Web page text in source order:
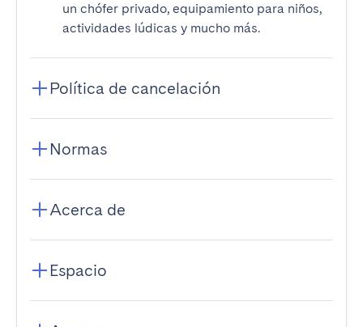
un chófer privado, equipamiento para niños,
actividades lúdicas y mucho más.
Política de cancelación
Normas
Acerca de
Espacio